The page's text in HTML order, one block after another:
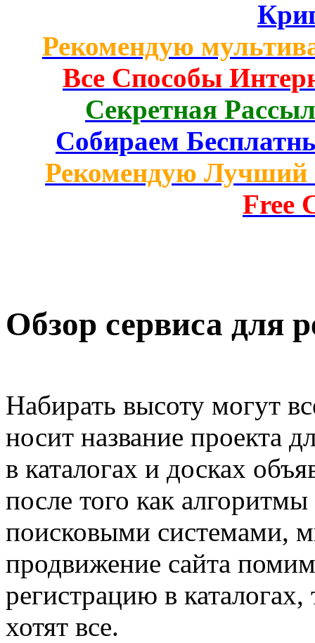
Рекомендую
Все Способы
Секретная
Собираем
Рекомендую Лучший
Free
Обзор сервиса для
Набирать высоту могут
носит название проекта
в каталогах и досках
после того как
поисковыми системами,
продвижение сайта
регистрацию в
хотят все.